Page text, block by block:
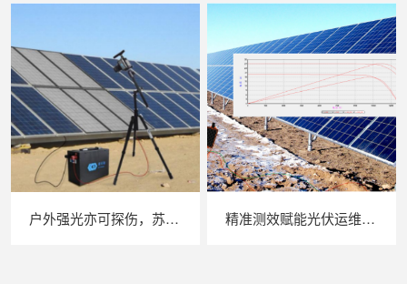
户外强光亦可探伤，苏州 LAILX LXG30 便携式 EL 检测仪重塑光伏组件无损检测标准 精准测效赋能光伏运维，苏州 LAILX LX‑PV32 便携式 IV 测试仪打造现场检测新标杆